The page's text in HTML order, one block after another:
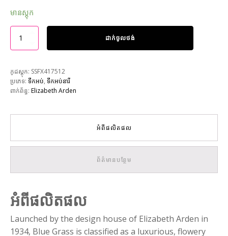
មានស្តុក
ដាក់ចូលថង់
កូដស្តុក: SSFX417512
ប្រភេទ: ទឹកអប់, ទឹកអប់នារី
ពាក់ព័ន្ធ: Elizabeth Arden
អំពីផលិតផល
ព័ត៌មានបន្ថែម
អំពីផលិតផល
Launched by the design house of Elizabeth Arden in
1934, Blue Grass is classified as a luxurious, flowery